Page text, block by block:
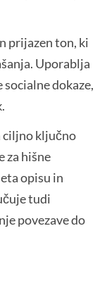
prijazen ton, ki
Uporablja
dokaze,
ciljno ključno
za hišne
opisu in
tudi
povezave do